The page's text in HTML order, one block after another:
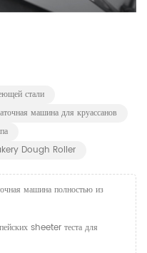
стали
машина для круассанов
Dough Roller
машина полностью из
sheeter теста для